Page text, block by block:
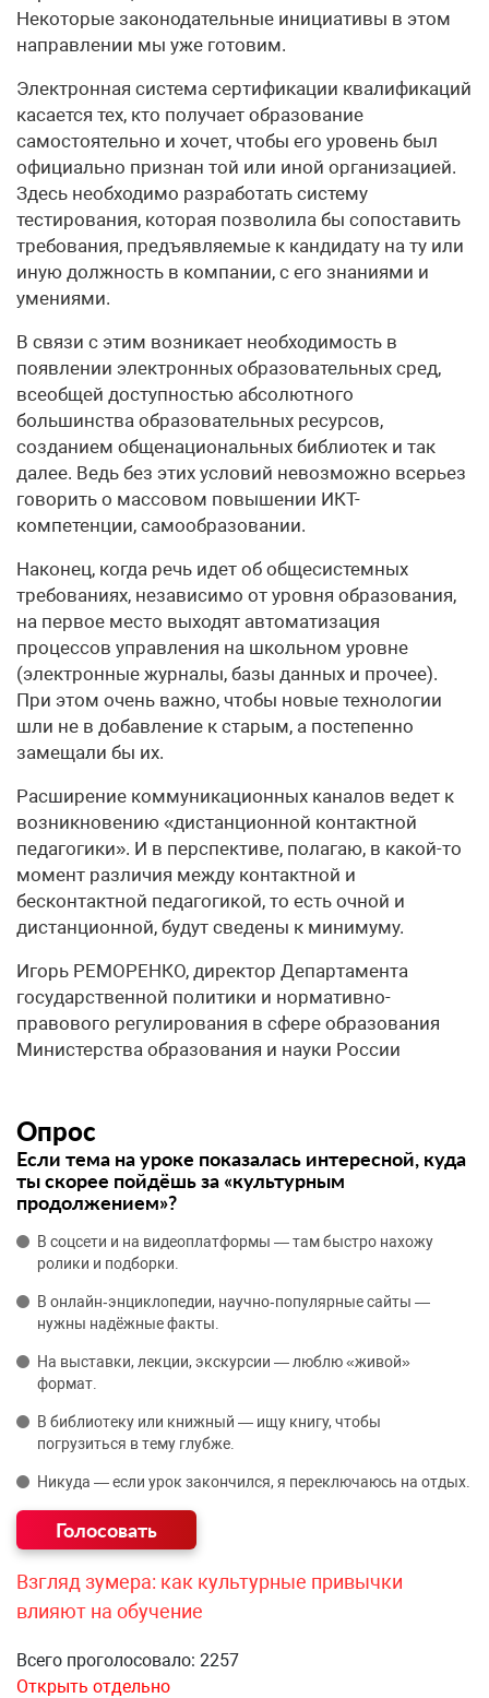
Некоторые законодательные инициативы в этом
направлении мы уже готовим.
Электронная система сертификации квалификаций
касается тех, кто получает образование
самостоятельно и хочет, чтобы его уровень был
официально признан той или иной организацией.
Здесь необходимо разработать систему
тестирования, которая позволила бы сопоставить
требования, предъявляемые к кандидату на ту или
иную должность в компании, с его знаниями и
умениями.
В связи с этим возникает необходимость в
появлении электронных образовательных сред,
всеобщей доступностью абсолютного
большинства образовательных ресурсов,
созданием общенациональных библиотек и так
далее. Ведь без этих условий невозможно всерьез
говорить о массовом повышении ИКТ-
компетенции, самообразовании.
Наконец, когда речь идет об общесистемных
требованиях, независимо от уровня образования,
на первое место выходят автоматизация
процессов управления на школьном уровне
(электронные журналы, базы данных и прочее).
При этом очень важно, чтобы новые технологии
шли не в добавление к старым, а постепенно
замещали бы их.
Расширение коммуникационных каналов ведет к
возникновению «дистанционной контактной
педагогики». И в перспективе, полагаю, в какой-то
момент различия между контактной и
бесконтактной педагогикой, то есть очной и
дистанционной, будут сведены к минимуму.
Игорь РЕМОРЕНКО, директор Департамента
государственной политики и нормативно-
правового регулирования в сфере образования
Министерства образования и науки России
Опрос
Если тема на уроке показалась интересной, куда
ты скорее пойдёшь за «культурным
продолжением»?
В соцсети и на видеоплатформы — там быстро нахожу
ролики и подборки.
В онлайн‑энциклопедии, научно‑популярные сайты —
нужны надёжные факты.
На выставки, лекции, экскурсии — люблю «живой»
формат.
В библиотеку или книжный — ищу книгу, чтобы
погрузиться в тему глубже.
Никуда — если урок закончился, я переключаюсь на отдых.
Взгляд зумера: как культурные привычки
влияют на обучение
Всего проголосовало: 2257
Открыть отдельно